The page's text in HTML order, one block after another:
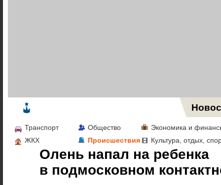
Транспорт Общество
Экономика и
ЖКХ
Происшествия Культура, отдых,
Олень напал на ребенка
в подмосковном